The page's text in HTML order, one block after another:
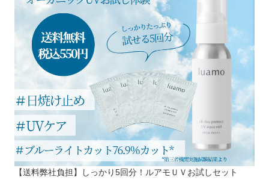
【送料弊社負担】しっかり5回分！ルアモＵＶお試しセット